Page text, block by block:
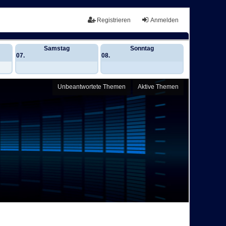
Anmelden
Registrieren
Samstag
07.
Sonntag
08.
Unbeantwortete Themen Aktive Themen